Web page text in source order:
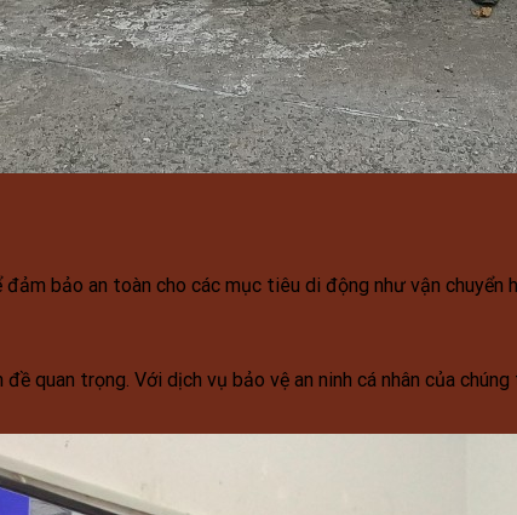
bảo an toàn cho các mục tiêu di động như vận chuyển
đề quan trọng. Với dịch vụ bảo vệ an ninh cá nhân của